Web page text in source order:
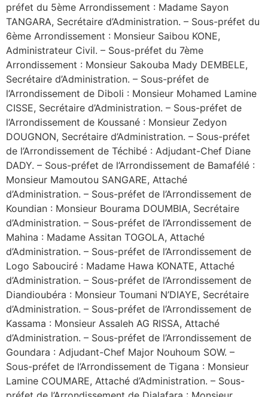
préfet du 5ème Arrondissement : Madame Sayon
TANGARA, Secrétaire d’Administration. – Sous-préfet du
6ème Arrondissement : Monsieur Saibou KONE,
Administrateur Civil. – Sous-préfet du 7ème
Arrondissement : Monsieur Sakouba Mady DEMBELE,
Secrétaire d’Administration. – Sous-préfet de
l’Arrondissement de Diboli : Monsieur Mohamed Lamine
CISSE, Secrétaire d’Administration. – Sous-préfet de
l’Arrondissement de Koussané : Monsieur Zedyon
DOUGNON, Secrétaire d’Administration. – Sous-préfet
de l’Arrondissement de Téchibé : Adjudant-Chef Diane
DADY. – Sous-préfet de l’Arrondissement de Bamafélé :
Monsieur Mamoutou SANGARE, Attaché
d’Administration. – Sous-préfet de l’Arrondissement de
Koundian : Monsieur Bourama DOUMBIA, Secrétaire
d’Administration. – Sous-préfet de l’Arrondissement de
Mahina : Madame Assitan TOGOLA, Attaché
d’Administration. – Sous-préfet de l’Arrondissement de
Logo Sabouciré : Madame Hawa KONATE, Attaché
d’Administration. – Sous-préfet de l’Arrondissement de
Diandioubéra : Monsieur Toumani N’DIAYE, Secrétaire
d’Administration. – Sous-préfet de l’Arrondissement de
Kassama : Monsieur Assaleh AG RISSA, Attaché
d’Administration. – Sous-préfet de l’Arrondissement de
Goundara : Adjudant-Chef Major Nouhoum SOW. –
Sous-préfet de l’Arrondissement de Tigana : Monsieur
Lamine COUMARE, Attaché d’Administration. – Sous-